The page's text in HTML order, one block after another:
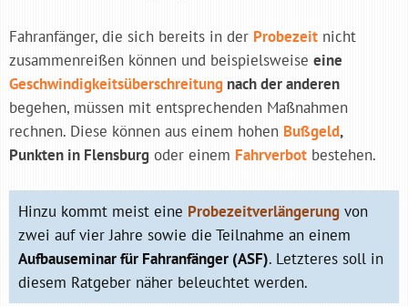
Fahranfänger, die sich bereits in der Probezeit nicht
zusammenreißen können und beispielsweise eine
Geschwindigkeitsüberschreitung nach der anderen
begehen, müssen mit entsprechenden Maßnahmen
rechnen. Diese können aus einem hohen Bußgeld,
Punkten in Flensburg oder einem Fahrverbot bestehen.
Hinzu kommt meist eine Probezeitverlängerung von
zwei auf vier Jahre sowie die Teilnahme an einem
Aufbauseminar für Fahranfänger (ASF). Letzteres soll in
diesem Ratgeber näher beleuchtet werden.